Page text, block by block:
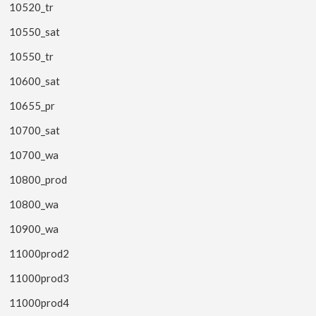
10520_tr
10550_sat
10550_tr
10600_sat
10655_pr
10700_sat
10700_wa
10800_prod
10800_wa
10900_wa
11000prod2
11000prod3
11000prod4